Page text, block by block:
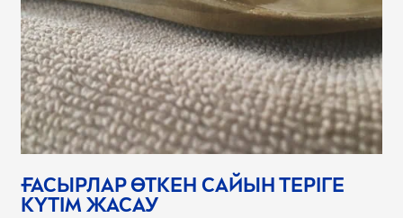
ҒАСЫРЛАР ӨТКЕН САЙЫН ТЕРІГЕ
КҮТІМ ЖАСАУ